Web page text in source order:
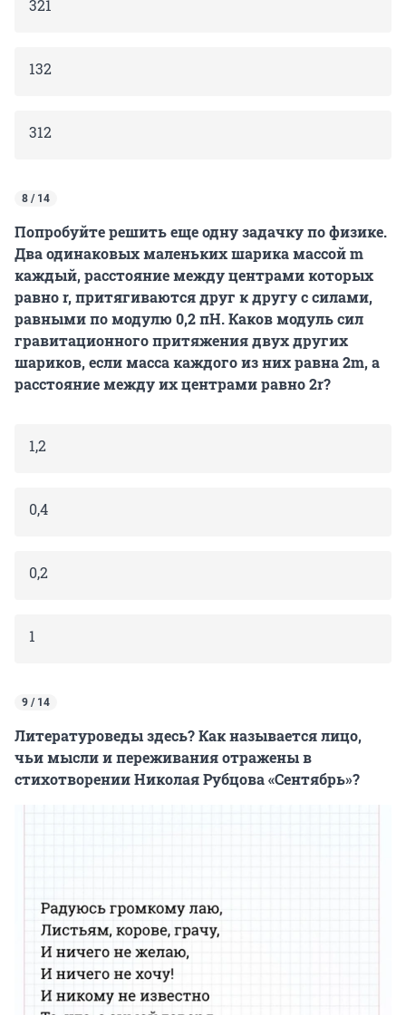
321
132
312
8 / 14
Попробуйте решить еще одну задачку по физике.
Два одинаковых маленьких шарика массой m
каждый, расстояние между центрами которых
равно r, притягиваются друг к другу с силами,
равными по модулю 0,2 пН. Каков модуль сил
гравитационного притяжения двух других
шариков, если масса каждого из них равна 2m, а
расстояние между их центрами равно 2r?
1,2
0,4
0,2
1
9 / 14
Литературоведы здесь? Как называется лицо,
чьи мысли и переживания отражены в
стихотворении Николая Рубцова «Сентябрь»?